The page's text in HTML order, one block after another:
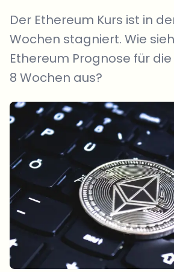
Der Ethereum Kurs ist in
Wochen stagniert. Wie
Ethereum Prognose für
8 Wochen aus?